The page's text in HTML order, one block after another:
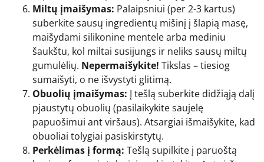
Miltų įmaišymas: Palaipsniui (per 2-3 kartus)
suberkite sausų ingredientų mišinį į šlapią masę,
maišydami silikonine mentele arba mediniu
šaukštu, kol miltai susijungs ir neliks sausų miltų
gumulėlių. Nepermaišykite! Tikslas – tiesiog
sumaišyti, o ne išvystyti glitimą.
Obuolių įmaišymas: Į tešlą suberkite didžiąją dalį
pjaustytų obuolių (pasilaikykite saujelę
papuošimui ant viršaus). Atsargiai išmaišykite, kad
obuoliai tolygiai pasiskirstytų.
Perkėlimas į formą: Tešlą supilkite į paruoštą